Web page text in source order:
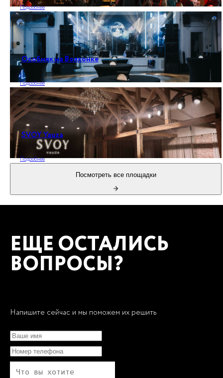
Подробнее
Особняк на Волхонке
Подробнее
SVOY Yauza
Подробнее
Посмотреть все площадки
ЕЩЕ ОСТАЛИСЬ
ВОПРОСЫ?
Напишите сейчас и мы поможем их решить